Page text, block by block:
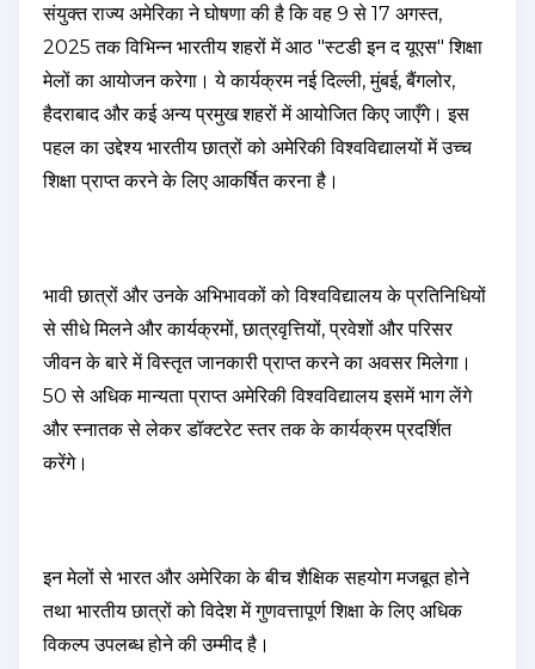
संयुक्त राज्य अमेरिका ने घोषणा की है कि वह 9 से 17 अगस्त,
2025 तक विभिन्न भारतीय शहरों में आठ "स्टडी इन द यूएस" शिक्षा
मेलों का आयोजन करेगा। ये कार्यक्रम नई दिल्ली, मुंबई, बैंगलोर,
हैदराबाद और कई अन्य प्रमुख शहरों में आयोजित किए जाएँगे। इस
पहल का उद्देश्य भारतीय छात्रों को अमेरिकी विश्वविद्यालयों में उच्च
शिक्षा प्राप्त करने के लिए आकर्षित करना है।
भावी छात्रों और उनके अभिभावकों को विश्वविद्यालय के प्रतिनिधियों
से सीधे मिलने और कार्यक्रमों, छात्रवृत्तियों, प्रवेशों और परिसर
जीवन के बारे में विस्तृत जानकारी प्राप्त करने का अवसर मिलेगा।
50 से अधिक मान्यता प्राप्त अमेरिकी विश्वविद्यालय इसमें भाग लेंगे
और स्नातक से लेकर डॉक्टरेट स्तर तक के कार्यक्रम प्रदर्शित
करेंगे।
इन मेलों से भारत और अमेरिका के बीच शैक्षिक सहयोग मजबूत होने
तथा भारतीय छात्रों को विदेश में गुणवत्तापूर्ण शिक्षा के लिए अधिक
विकल्प उपलब्ध होने की उम्मीद है।